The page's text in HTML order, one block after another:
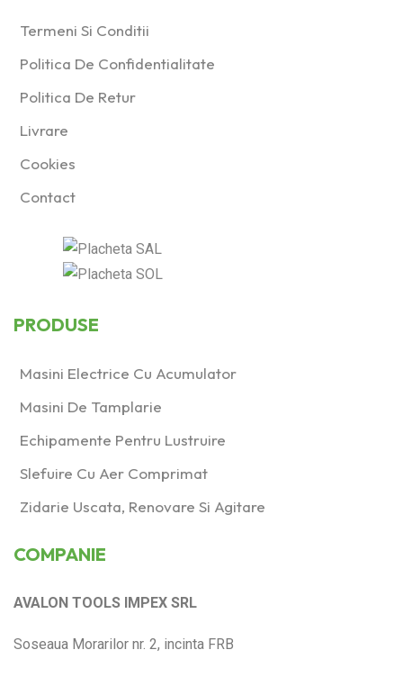
Termeni Si Conditii
Politica De Confidentialitate
Politica De Retur
Livrare
Cookies
Contact
PRODUSE
Masini Electrice Cu Acumulator
Masini De Tamplarie
Echipamente Pentru Lustruire
Slefuire Cu Aer Comprimat
Zidarie Uscata, Renovare Si Agitare
COMPANIE
AVALON TOOLS IMPEX SRL
Soseaua Morarilor nr. 2, incinta FRB